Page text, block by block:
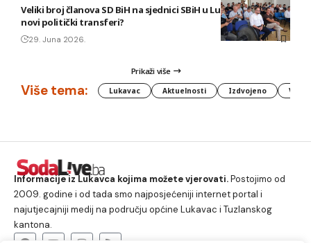
Veliki broj članova SD BiH na sjednici SBiH u Lukavcu: Uskoro
novi politički transferi?
29. Juna 2026.
Prikaži više
Više tema: Lukavac Aktuelnosti Izdvojeno
Informacije iz Lukavca kojima možete vjerovati.Postojimo od
2009. godine i od tada smo najposjećeniji internet portal i
najutjecajniji medij na području općine Lukavac i Tuzlanskog
kantona.